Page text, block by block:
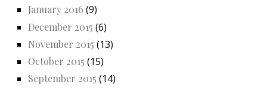
January 2016 (9)
December 2015 (6)
November 2015 (13)
October 2015 (15)
September 2015 (14)